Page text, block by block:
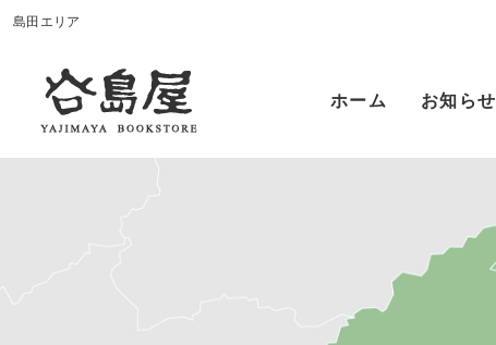
島田エリア
ホーム お知らせ